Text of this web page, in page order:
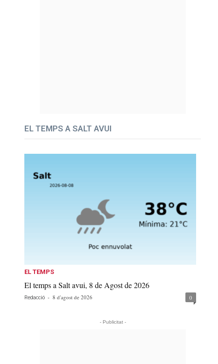
EL TEMPS A SALT AVUI
EL TEMPS
El temps a Salt avui, 8 de Agost de 2026
Redacció - 8 d'agost de 2026 0
- Publicitat -